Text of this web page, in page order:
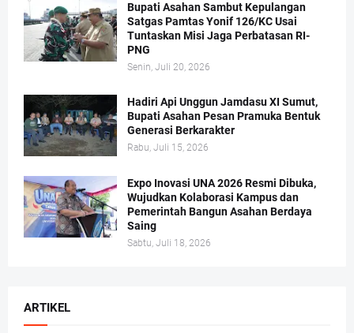
Bupati Asahan Sambut Kepulangan
Satgas Pamtas Yonif 126/KC Usai
Tuntaskan Misi Jaga Perbatasan RI-
PNG
Senin, Juli 20, 2026
Hadiri Api Unggun Jamdasu XI Sumut,
Bupati Asahan Pesan Pramuka Bentuk
Generasi Berkarakter
Rabu, Juli 15, 2026
Expo Inovasi UNA 2026 Resmi Dibuka,
Wujudkan Kolaborasi Kampus dan
Pemerintah Bangun Asahan Berdaya
Saing
Sabtu, Juli 18, 2026
ARTIKEL